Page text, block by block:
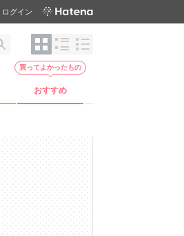
ログイン
おすすめ
買ってよかったもの